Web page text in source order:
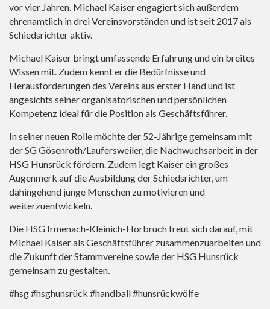
vor vier Jahren. Michael Kaiser engagiert sich außerdem
ehrenamtlich in drei Vereinsvorständen und ist seit 2017 als
Schiedsrichter aktiv.
Michael Kaiser bringt umfassende Erfahrung und ein breites
Wissen mit. Zudem kennt er die Bedürfnisse und
Herausforderungen des Vereins aus erster Hand und ist
angesichts seiner organisatorischen und persönlichen
Kompetenz ideal für die Position als Geschäftsführer.
In seiner neuen Rolle möchte der 52-Jährige gemeinsam mit
der SG Gösenroth/Laufersweiler, die Nachwuchsarbeit in der
HSG Hunsrück fördern. Zudem legt Kaiser ein großes
Augenmerk auf die Ausbildung der Schiedsrichter, um
dahingehend junge Menschen zu motivieren und
weiterzuentwickeln.
Die HSG Irmenach-Kleinich-Horbruch freut sich darauf, mit
Michael Kaiser als Geschäftsführer zusammenzuarbeiten und
die Zukunft der Stammvereine sowie der HSG Hunsrück
gemeinsam zu gestalten.
#hsg #hsghunsrück #handball #hunsrückwölfe